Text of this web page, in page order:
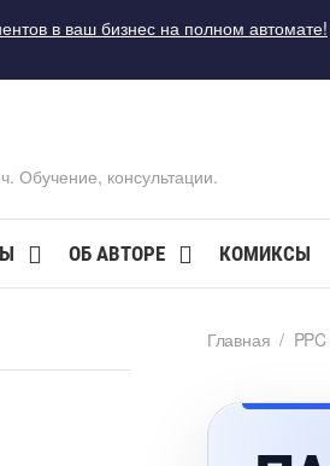
в ваш бизнес на полном автомате!
Обучение, консультации.
ОБ АВТОРЕ КОМИКСЫ
Главная / PPC